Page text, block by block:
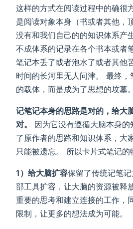
这样的方式在阅读过程中的确很
是阅读对象本身（书或者其他，
没有和我们自己的的知识体系产
不成体系的记录在各个书本或者
笔记本丢了或者泡水了或者其他
时间的长河里无人问津。 最终
的载体，而是成为了思想的坟墓。
记笔记本身的思路是对的，给大
对。
因为它没有遵循大脑本身
了原作者的思路和知识体系，大
只能被遗忘。 所以卡片式笔记的
1）给大脑扩容保留了传统记笔
部工具扩容，让大脑的资源被释
重要的思考和建立连接的工作，
限制，让更多的想法成为可能。